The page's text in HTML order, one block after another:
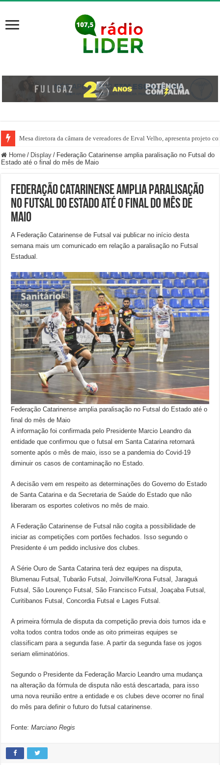
Mesa diretora da câmara de vereadores de Erval Velho, apresenta projeto
Do projeto social à Seleção Brasileira: badminton transforma a vida de
Home / Display / Federação Catarinense amplia paralisação no Futsal do
Estado até o final do mês de Maio
Federação Catarinense amplia paralisação
no Futsal do Estado até o final do mês de
Maio
A Federação Catarinense de Futsal vai publicar no início desta
semana mais um comunicado em relação a paralisação no Futsal
Estadual.
Federação Catarinense amplia paralisação no Futsal do Estado até o
final do mês de Maio
A informação foi confirmada pelo Presidente Marcio Leandro da
entidade que confirmou que o futsal em Santa Catarina retornará
somente após o mês de maio, isso se a pandemia do Covid-19
diminuir os casos de contaminação no Estado.
A decisão vem em respeito as determinações do Governo do Estado
de Santa Catarina e da Secretaria de Saúde do Estado que não
liberaram os esportes coletivos no mês de maio.
A Federação Catarinense de Futsal não cogita a possibilidade de
iniciar as competições com portões fechados. Isso segundo o
Presidente é um pedido inclusive dos clubes.
A Série Ouro de Santa Catarina terá dez equipes na disputa,
Blumenau Futsal, Tubarão Futsal, Joinville/Krona Futsal, Jaraguá
Futsal, São Lourenço Futsal, São Francisco Futsal, Joaçaba Futsal,
Curitibanos Futsal, Concordia Futsal e Lages Futsal.
A primeira fórmula de disputa da competição previa dois turnos ida e
volta todos contra todos onde as oito primeiras equipes se
classificam para a segunda fase. A partir da segunda fase os jogos
seriam eliminatórios.
Segundo o Presidente da Federação Marcio Leandro uma mudança
na alteração da fórmula de disputa não está descartada, para isso
uma nova reunião entre a entidade e os clubes deve ocorrer no final
do mês para definir o futuro do futsal catarinense.
Fonte:Marciano Regis